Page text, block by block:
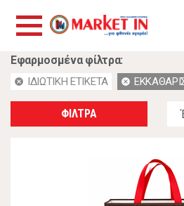
Εφαρμοσμένα φίλτρα:
cancel ΙΔΙΩΤΙΚΗ ΕΤΙΚΕΤΑ cancel
ΦΙΛΤΡΑ